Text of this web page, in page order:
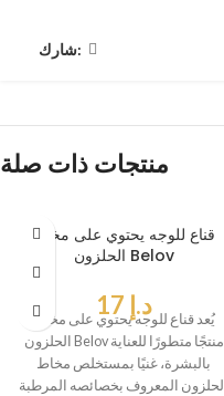
شارك:
منتجات ذات صلة
قناع للوجه يحتوي على مخاط
الحلزون Belov
د.إ
يُعد قناع للوجه يحتوي على مخاط
الحلزون Belov منتجًا متطورًا للعناية
بالبشرة، غنيًا بمستخلص مخاط
الحلزون المعروف بخصائصه المرطبة